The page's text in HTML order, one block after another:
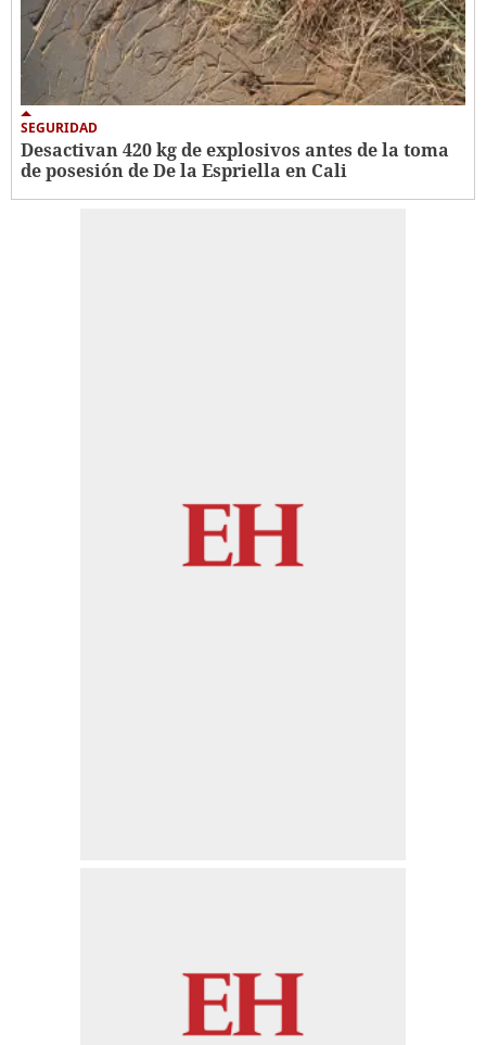
SEGURIDAD
Desactivan 420 kg de explosivos antes de la toma
de posesión de De la Espriella en Cali